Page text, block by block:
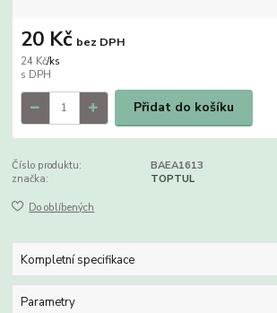
24 Kč/ks
20 Kč bez DPH
Přidat do košíku
Číslo produktu:
BAEA1613
značka:
TOPTUL
Do oblíbených
Kompletní specifikace
Parametry